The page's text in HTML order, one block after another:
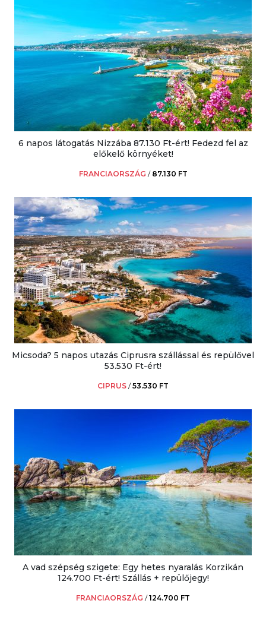
6 napos látogatás Nizzába 87.130 Ft-ért! Fedezd fel az
előkelő környéket!
FRANCIAORSZÁG / 87.130 FT
Micsoda? 5 napos utazás Ciprusra szállással és repülővel
53.530 Ft-ért!
CIPRUS /53.530 FT
A vad szépség szigete: Egy hetes nyaralás Korzikán
124.700 Ft-ért! Szállás + repülőjegy!
FRANCIAORSZÁG /124.700 FT